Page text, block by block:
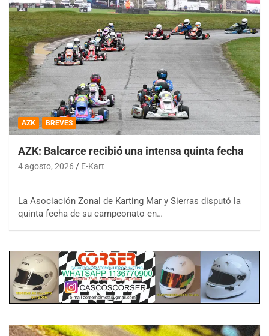
AZK BREVES
AZK: Balcarce recibió una intensa quinta fecha
4 agosto, 2026 E-Kart
La Asociación Zonal de Karting Mar y Sierras disputó la
quinta fecha de su campeonato en…